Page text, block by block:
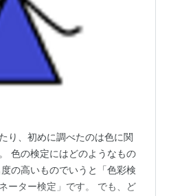
り、初めに調べたのは色に関
色の検定にはどのようなもの
の高いものでいうと「色彩検
ーター検定」です。 でも、ど